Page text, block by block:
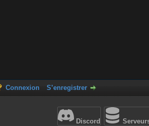
Connexion S’enregistrer
Discord